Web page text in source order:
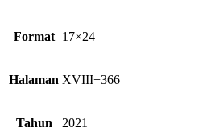
Format 17×24
Halaman XVIII+366
Tahun 2021